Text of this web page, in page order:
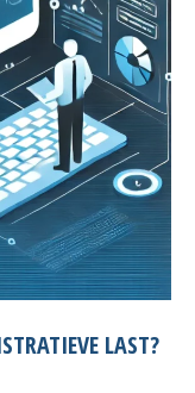
LAST?